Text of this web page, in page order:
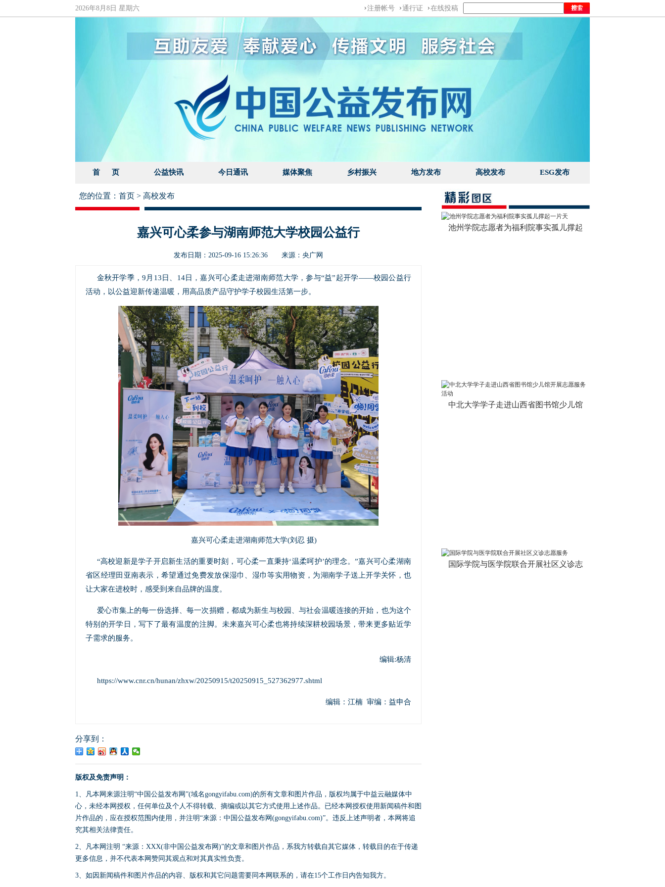
2026年8月8日 星期六 注册帐号 通行证 在线投稿
首 页 公益快讯 今日通讯 媒体聚焦 乡村振兴 地方发布 高校发布 ESG发布
您的位置： 首页 > 高校发布
嘉兴可心柔参与湖南师范大学校园公益行
发布日期：2025-09-16 15:26:36 来源： 央广网
金秋开学季，9月13日、14日，嘉兴可心柔走进湖南师范大学，参与“益”起开学——校园公益行
活动，以公益迎新传递温暖，用高品质产品守护学子校园生活第一步。
嘉兴可心柔走进湖南师范大学(刘忍 摄)
“高校迎新是学子开启新生活的重要时刻，可心柔一直秉持‘温柔呵护’的理念。”嘉兴可心柔湖南
省区经理田亚南表示，希望通过免费发放保湿巾、湿巾等实用物资，为湖南学子送上开学关怀，也
让大家在进校时，感受到来自品牌的温度。
爱心市集上的每一份选择、每一次捐赠，都成为新生与校园、与社会温暖连接的开始，也为这个
特别的开学日，写下了最有温度的注脚。未来嘉兴可心柔也将持续深耕校园场景，带来更多贴近学
子需求的服务。
编辑:杨清
https://www.cnr.cn/hunan/zhxw/20250915/t20250915_527362977.shtml
编辑：江楠 审编：益申合
分享到：
版权及免责声明：
1、凡本网来源注明“中国公益发布网”(域名gongyifabu.com)的所有文章和图片作品，版权均属于中益云融媒体中
心，未经本网授权，任何单位及个人不得转载、摘编或以其它方式使用上述作品。已经本网授权使用新闻稿件和图
片作品的，应在授权范围内使用，并注明“来源：中国公益发布网(gongyifabu.com)”。违反上述声明者，本网将追
究其相关法律责任。
2、凡本网注明 “来源：XXX(非中国公益发布网)”的文章和图片作品，系我方转载自其它媒体，转载目的在于传递
更多信息，并不代表本网赞同其观点和对其真实性负责。
3、如因新闻稿件和图片作品的内容、版权和其它问题需要同本网联系的，请在15个工作日内告知我方。
池州学院志愿者为福利院事实孤儿撑起
中北大学学子走进山西省图书馆少儿馆
国际学院与医学院联合开展社区义诊志